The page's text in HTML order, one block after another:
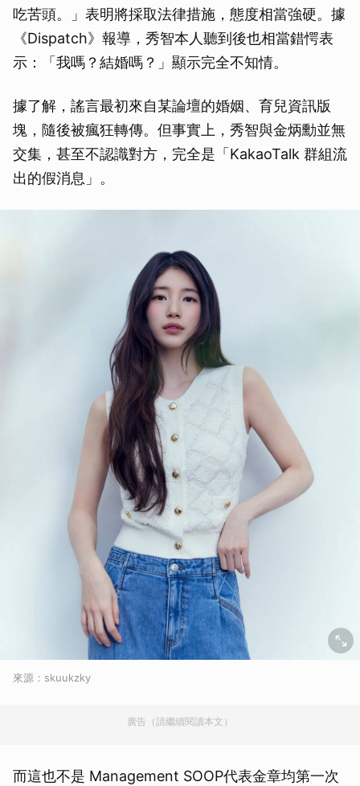
吃苦頭。」表明將採取法律措施，態度相當強硬。據
《Dispatch》報導，秀智本人聽到後也相當錯愕表
示：「我嗎？結婚嗎？」顯示完全不知情。
據了解，謠言最初來自某論壇的婚姻、育兒資訊版
塊，隨後被瘋狂轉傳。但事實上，秀智與金炳勳並無
交集，甚至不認識對方，完全是「KakaoTalk 群組流
出的假消息」。
來源：skuukzky
廣告（請繼續閱讀本文）
而這也不是 Management SOOP代表金章均第一次